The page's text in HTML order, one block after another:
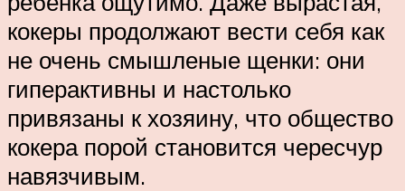
кокеры продолжают вести себя как
не очень смышленые щенки: они
гиперактивны и настолько
привязаны к хозяину, что общество
кокера порой становится чересчур
навязчивым.